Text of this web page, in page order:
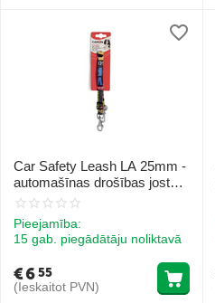
Car Safety Leash LA 25mm -
automašīnas drošības josta,
platums 25mm 1gab.
Pieejamība:
15 gab. piegādātāju noliktavā
€655
(Ieskaitot PVN)